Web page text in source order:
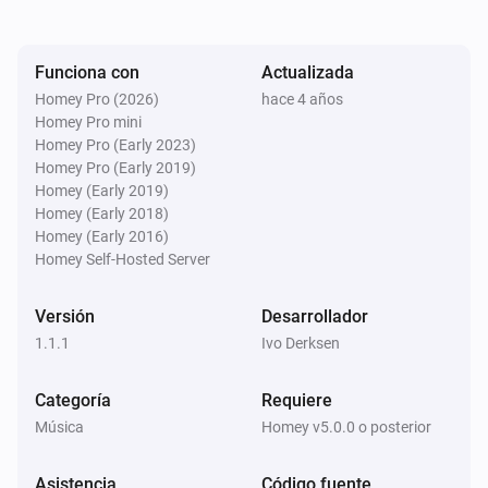
Logitech Z-5500 5.1 Set
Send command
Funciona con
Homey Pro (2026)
Homey Pro mini
Homey Pro (Early 2023)
Homey Pro (Early 2019)
Homey (Early 2019)
Homey (Early 2018)
Homey (Early 2016)
Homey Self-Hosted Server
Actualizada
hace 4 años
Versión
1.1.1
Desarrollador
Ivo Derksen
Categoría
Música
Requiere
Homey v5.0.0 o posterior
Asistencia Código fuente